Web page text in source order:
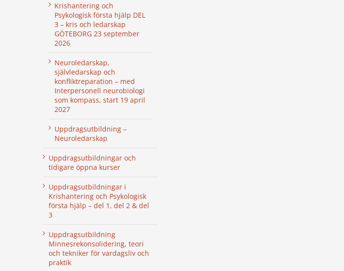
Krishantering och
Psykologisk första hjälp DEL
3 – kris och ledarskap
GÖTEBORG 23 september
2026
Neuroledarskap,
självledarskap och
konfliktreparation – med
Interpersonell neurobiologi
som kompass, start 19 april
2027
Uppdragsutbildning –
Neuroledarskap
Uppdragsutbildningar och
tidigare öppna kurser
Uppdragsutbildningar i
Krishantering och Psykologisk
första hjälp – del 1, del 2 & del
3
Uppdragsutbildning
Minnesrekonsolidering, teori
och tekniker för vardagsliv och
praktik